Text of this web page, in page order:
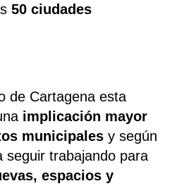
50 ciudades
de Cartagena esta
implicación mayor
municipales y según
seguir trabajando para
espacios y